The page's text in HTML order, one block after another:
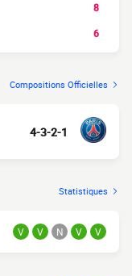
8
6
Compositions Officielles
4-3-2-1
Statistiques
V V N V V